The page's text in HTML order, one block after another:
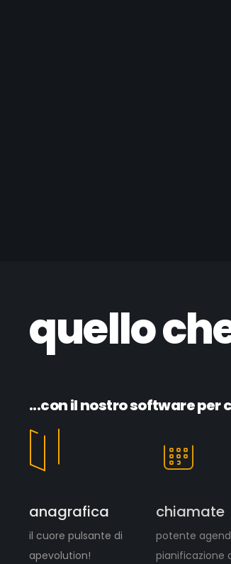
quello
...con il nostro software per
anagrafica
il cuore pulsante di
apevolution!
chiamate
potente
pianificazione